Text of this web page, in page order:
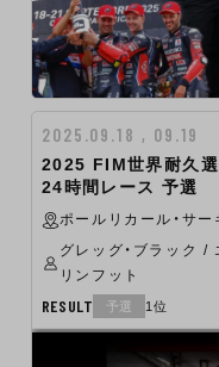
2025.09.18 , 09.19
2025 FIM世界耐久
24時間レース 予選
ポールリカール・サ
グレッグ・ブラック /
リンフット
RESULT 予選 1位